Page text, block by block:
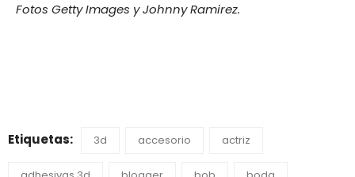
Fotos Getty Images y Johnny Ramirez.
Etiquetas: 3d accesorio actriz